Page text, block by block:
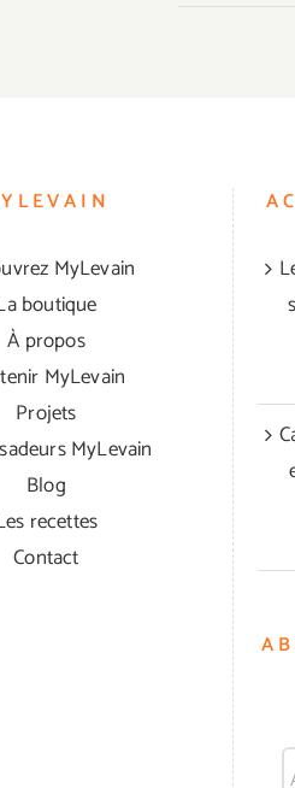
MyLevain
boutique
À propos
MyLevain
Projets
MyLevain
Blog
recettes
Contact